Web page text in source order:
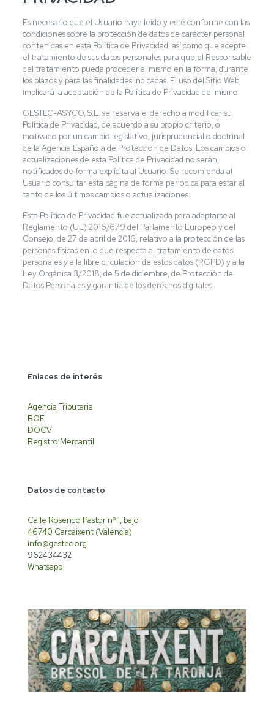
Es necesario que el Usuario haya leído y esté conforme con las
condiciones sobre la protección de datos de carácter personal
contenidas en esta Política de Privacidad, así como que acepte
el tratamiento de sus datos personales para que el Responsable
del tratamiento pueda proceder al mismo en la forma, durante
los plazos y para las finalidades indicadas. El uso del Sitio Web
implicará la aceptación de la Política de Privacidad del mismo.
GESTEC-ASYCO, S.L. se reserva el derecho a modificar su
Política de Privacidad, de acuerdo a su propio criterio, o
motivado por un cambio legislativo, jurisprudencial o doctrinal
de la Agencia Española de Protección de Datos. Los cambios o
actualizaciones de esta Política de Privacidad no serán
notificados de forma explícita al Usuario. Se recomienda al
Usuario consultar esta página de forma periódica para estar al
tanto de los últimos cambios o actualizaciones.
Esta Política de Privacidad fue actualizada para adaptarse al
Reglamento (UE) 2016/679 del Parlamento Europeo y del
Consejo, de 27 de abril de 2016, relativo a la protección de las
personas físicas en lo que respecta al tratamiento de datos
personales y a la libre circulación de estos datos (RGPD) y a la
Ley Orgánica 3/2018, de 5 de diciembre, de Protección de
Datos Personales y garantía de los derechos digitales.
Enlaces de interés
Agencia Tributaria
BOE
DOCV
Registro Mercantil
Datos de contacto
Calle Rosendo Pastor nº 1, bajo
46740 Carcaixent (Valencia)
info@gestec.org
962434432
Whatsapp